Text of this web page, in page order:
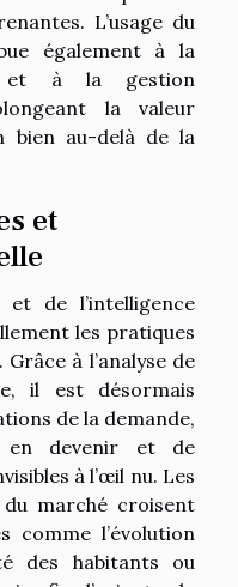
L’usage du
également à la
et à la gestion
la valeur
bien au-delà de la
et
de l’intelligence
les pratiques
à l’analyse de
il est désormais
de la demande,
en devenir et de
à l’œil nu. Les
marché croisent
comme l’évolution
des habitants ou